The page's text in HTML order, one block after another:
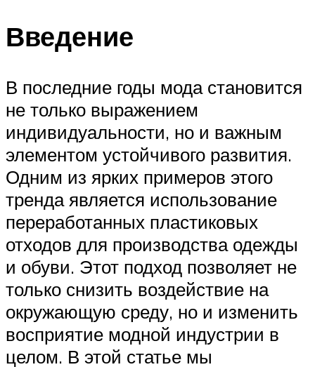
Введение
В последние годы мода становится
не только выражением
индивидуальности, но и важным
элементом устойчивого развития.
Одним из ярких примеров этого
тренда является использование
переработанных пластиковых
отходов для производства одежды
и обуви. Этот подход позволяет не
только снизить воздействие на
окружающую среду, но и изменить
восприятие модной индустрии в
целом. В этой статье мы